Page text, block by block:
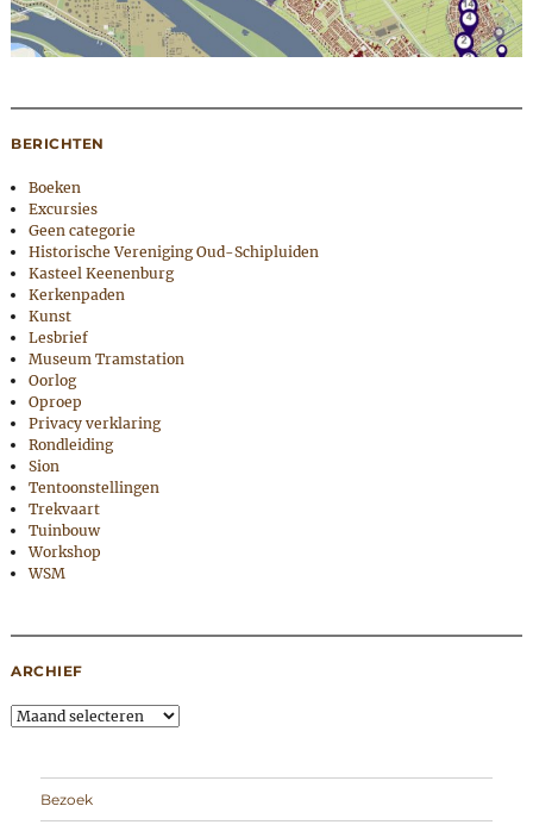
BERICHTEN
Boeken
Excursies
Geen categorie
Historische Vereniging Oud-Schipluiden
Kasteel Keenenburg
Kerkenpaden
Kunst
Lesbrief
Museum Tramstation
Oorlog
Oproep
Privacy verklaring
Rondleiding
Sion
Tentoonstellingen
Trekvaart
Tuinbouw
Workshop
WSM
ARCHIEF
Archief
Bezoek